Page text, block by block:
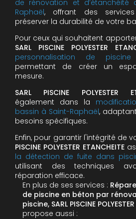
de rénovation et d’étanchéité
Raphaël, offrant des
préserver la durabilité de votre
Pour ceux qui souhaitent
SARL PISCINE POLYESTER
personnalisation de
permettant de créer un
mesure.
SARL PISCINE POLYESTER
également dans la
bassin à Saint-Raphaël,
besoins spécifiques.
Enfin, pour garantir l'intégrité de
PISCINE POLYESTER ETANCHEITE
la détection de fuite dans
utilisant des techniques
réparation efficace.
En plus de ses services :
de piscine en béton par
piscine, SARL PISCINE
propose aussi :